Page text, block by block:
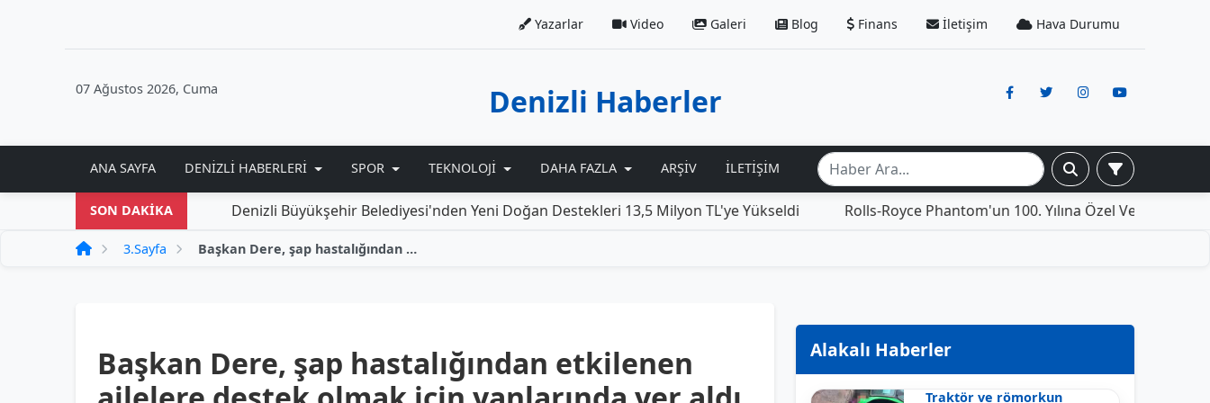
Yazarlar Video Galeri Blog Finans İletişim Hava Durumu
07 Ağustos 2026, Cuma Denizli Haberler
ANA SAYFA DENIZLI HABERLERI SPOR TEKNOLOJI DAHA FAZLA ARŞIV İLETIŞIM
SON DAKİKADenizli Büyükşehir Belediyesi'nden Yeni Doğan Destekleri 13,5 Milyon TL'ye Yükseldi Rolls-Royce Phantom'un 100. Yılına Özel Versiyonu: İçinde
3.Sayfa Başkan Dere, şap hastalığından etkilenen ailelere destek olmak için yanlarında yer aldı
Başkan Dere, şap hastalığından etkilenen
Alakalı Haberler
Traktör ve römorkun